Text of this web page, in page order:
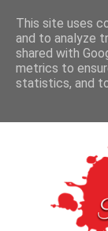
This site uses
and to analyze
shared with
metrics to
statistics, and